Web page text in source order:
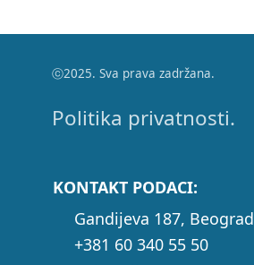
ⓒ2025. Sva prava zadržana.
Politika privatnosti.
KONTAKT PODACI:
Gandijeva 187, Beograd
+381 60 340 55 50